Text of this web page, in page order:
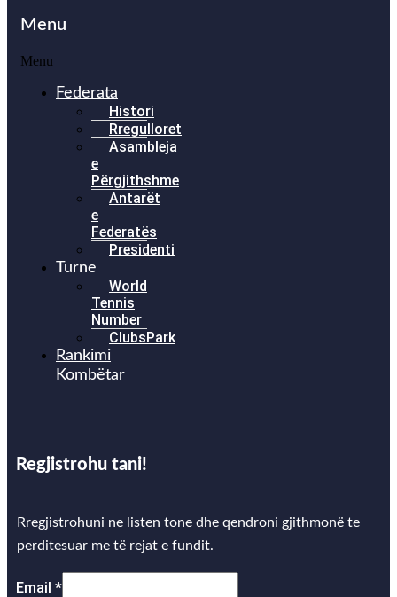
Menu
Menu
Federata
Histori
Rregulloret
Asambleja
e
Përgjithshme
Antarët
e
Federatës
Presidenti
Turne
World
Tennis
Number
ClubsPark
Rankimi
Kombëtar
Regjistrohu tani!
Rregjistrohuni ne listen tone dhe qendroni gjithmonë te
perditesuar me të rejat e fundit.
Email *